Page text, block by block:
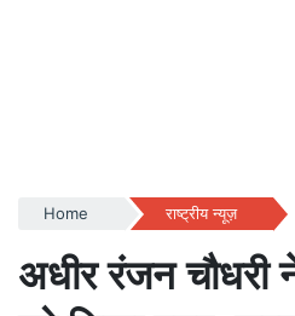
Home राष्ट्रीय न्यूज़
अधीर रंजन चौधरी